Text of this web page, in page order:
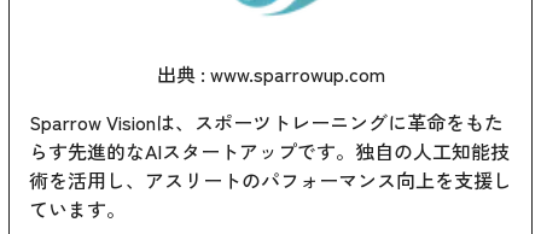
出典 : www.sparrowup.com
Sparrow Visionは、スポーツトレーニングに革命をもた
らす先進的なAIスタートアップです。独自の人工知能技
術を活用し、アスリートのパフォーマンス向上を支援し
ています。